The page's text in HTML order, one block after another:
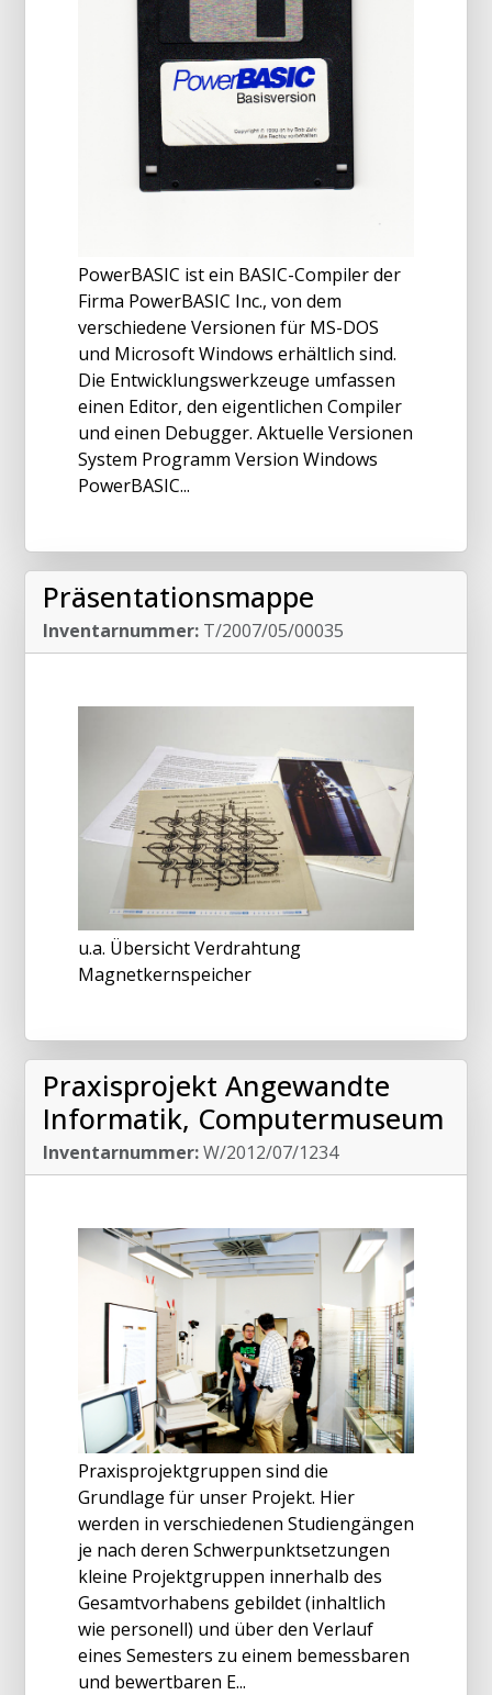
PowerBASIC ist ein BASIC-Compiler der
Firma PowerBASIC Inc., von dem
verschiedene Versionen für MS-DOS
und Microsoft Windows erhältlich sind.
Die Entwicklungswerkzeuge umfassen
einen Editor, den eigentlichen Compiler
und einen Debugger. Aktuelle Versionen
System Programm Version Windows
PowerBASIC...
Präsentationsmappe
Inventarnummer: T/2007/05/00035
u.a. Übersicht Verdrahtung
Magnetkernspeicher
Praxisprojekt Angewandte
Informatik, Computermuseum
Inventarnummer:W/2012/07/1234
Praxisprojektgruppen sind die
Grundlage für unser Projekt. Hier
werden in verschiedenen Studiengängen
je nach deren Schwerpunktsetzungen
kleine Projektgruppen innerhalb des
Gesamtvorhabens gebildet (inhaltlich
wie personell) und über den Verlauf
eines Semesters zu einem bemessbaren
und bewertbaren E...